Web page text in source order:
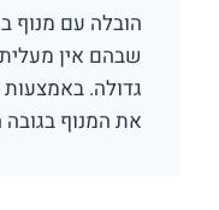
הובלה עם מנוף
שבהם אין
גדולה. באמצעות
את המנוף